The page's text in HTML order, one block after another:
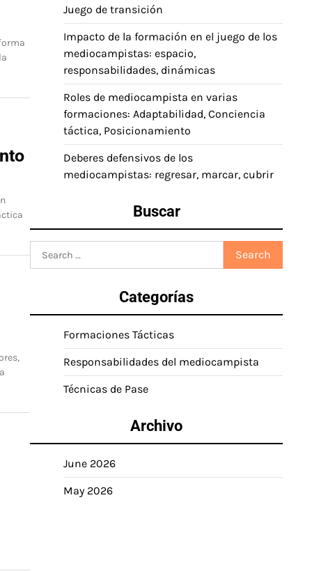
Juego de transición
Impacto de la formación en el juego de los
mediocampistas: espacio,
responsabilidades, dinámicas
Roles de mediocampista en varias
formaciones: Adaptabilidad, Conciencia
táctica, Posicionamiento
Deberes defensivos de los
mediocampistas: regresar, marcar, cubrir
Buscar
for:
Categorías
Formaciones Tácticas
Responsabilidades del mediocampista
Técnicas de Pase
Archivo
June 2026
May 2026